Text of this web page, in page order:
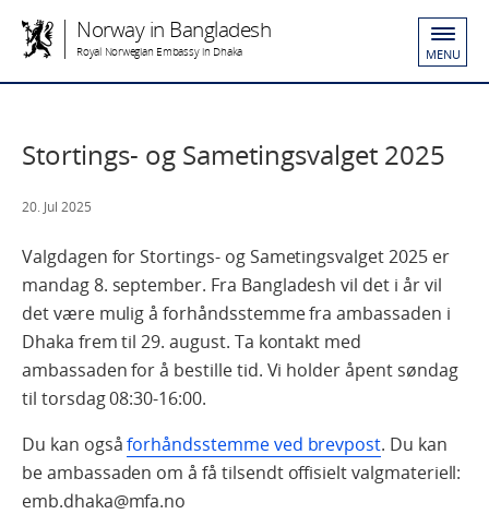
Norway in Bangladesh
Royal Norwegian Embassy in Dhaka MENU
Stortings- og Sametingsvalget 2025
20. Jul 2025
Valgdagen for Stortings- og Sametingsvalget 2025 er
mandag 8. september. Fra Bangladesh vil det i år vil
det være mulig å forhåndsstemme fra ambassaden i
Dhaka frem til 29. august. Ta kontakt med
ambassaden for å bestille tid. Vi holder åpent søndag
til torsdag 08:30-16:00.
Du kan ogsåforhåndsstemme ved brevpost. Du kan
be ambassaden om å få tilsendt offisielt valgmateriell:
emb.dhaka@mfa.no